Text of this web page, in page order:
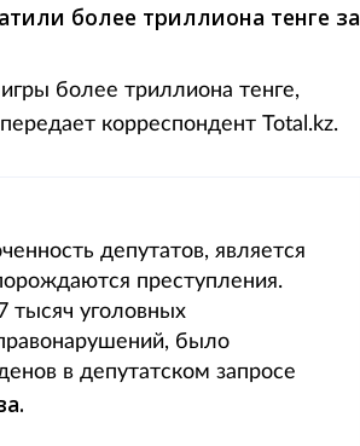
более триллиона тенге за
более триллиона тенге,
корреспондент Total.kz.
депутатов, является
преступления.
тысяч уголовных
было
в депутатском запросе